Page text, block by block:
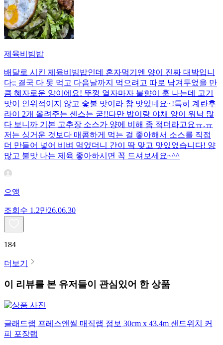
제육비빔밥
배달로 시킨 제육비빔밥인데 혼자먹기엔 양이 진짜 대박입니
다;; 결국 다 못 먹고 다음날까지 먹으려고 따로 남겨두었을 만
큼 혜자로운 양이에요! 뚜껑 열자마자 불향이 훅 나는데 고기
맛이 인위적이지 않고 숯불 맛이라 참 맛있네요~!특히 계란후
라이 2개 올려주는 센스는 굳!! ​다만 밥이랑 야채 양이 워낙 많
다 보니까 기본 고추장 소스가 양에 비해 좀 적더라고요ㅠ.ㅠ
저는 싱거운 것보다 매콤하게 먹는 걸 좋아해서 소스를 직접
더 만들어 넣어 비벼 먹었더니 간이 딱 맞고 맛있었습니다! 양
많고 불맛 나는 제육 좋아하시면 꼭 드셔보세요~^^
으앵
조회수 1.2만26.06.30
184
더보기
이 리뷰를 본 유저들이 관심있어 한 상품
글래드랩 프레스앤씰 매직랩 점보 30cm x 43.4m 샌드위치 커
피 포장랩